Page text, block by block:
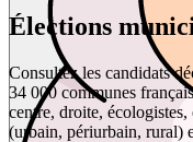
Élections
Consultez les candidats
34 000 communes
centre, droite,
(urbain, périurbain, rural)